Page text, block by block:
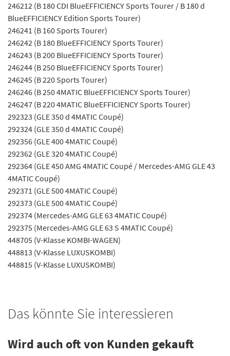
246212 (B 180 CDI BlueEFFICIENCY Sports Tourer / B 180 d
BlueEFFICIENCY Edition Sports Tourer)
246241 (B 160 Sports Tourer)
246242 (B 180 BlueEFFICIENCY Sports Tourer)
246243 (B 200 BlueEFFICIENCY Sports Tourer)
246244 (B 250 BlueEFFICIENCY Sports Tourer)
246245 (B 220 Sports Tourer)
246246 (B 250 4MATIC BlueEFFICIENCY Sports Tourer)
246247 (B 220 4MATIC BlueEFFICIENCY Sports Tourer)
292323 (GLE 350 d 4MATIC Coupé)
292324 (GLE 350 d 4MATIC Coupé)
292356 (GLE 400 4MATIC Coupé)
292362 (GLE 320 4MATIC Coupé)
292364 (GLE 450 AMG 4MATIC Coupé / Mercedes-AMG GLE 43
4MATIC Coupé)
292371 (GLE 500 4MATIC Coupé)
292373 (GLE 500 4MATIC Coupé)
292374 (Mercedes-AMG GLE 63 4MATIC Coupé)
292375 (Mercedes-AMG GLE 63 S 4MATIC Coupé)
448705 (V-Klasse KOMBI-WAGEN)
448813 (V-Klasse LUXUSKOMBI)
448815 (V-Klasse LUXUSKOMBI)
Das könnte Sie interessieren
Wird auch oft von Kunden gekauft